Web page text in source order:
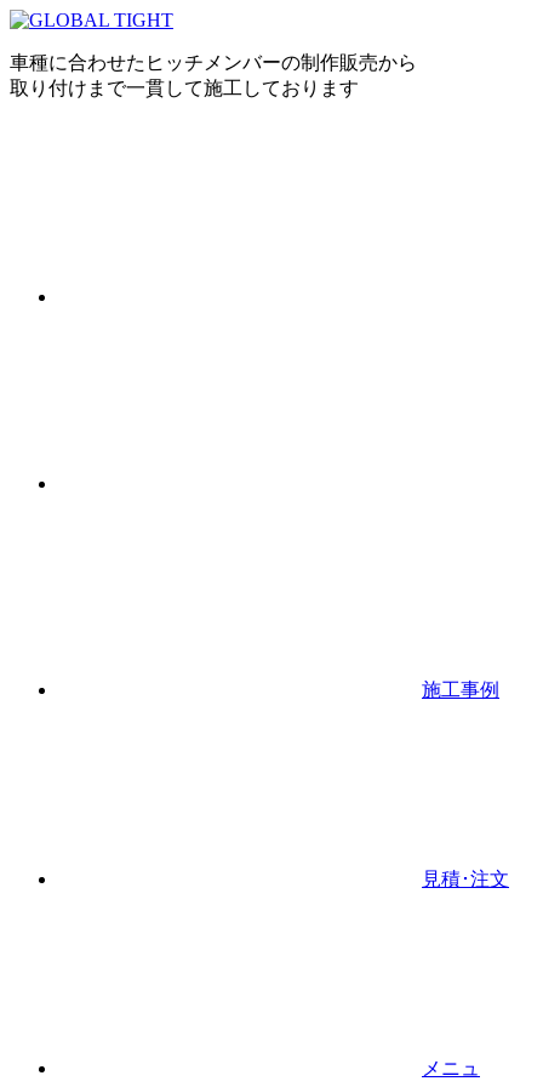
車種に合わせたヒッチメンバーの制作販売から
取り付けまで一貫して施工しております
施工事例
見積･注文
メニュ